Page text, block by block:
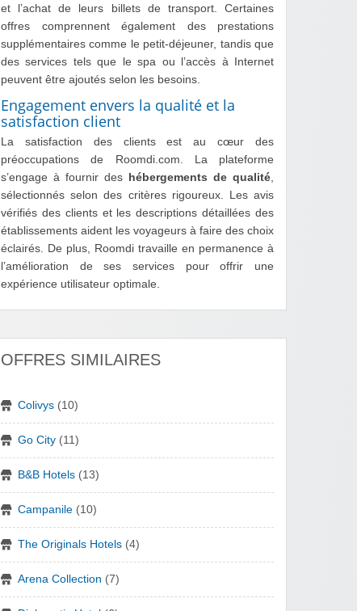
et l’achat de leurs billets de transport. Certaines
offres comprennent également des prestations
supplémentaires comme le petit-déjeuner, tandis que
des services tels que le spa ou l’accès à Internet
peuvent être ajoutés selon les besoins.
Engagement envers la qualité et la
satisfaction client
La satisfaction des clients est au cœur des
préoccupations de Roomdi.com. La plateforme
s’engage à fournir des
hébergements de qualité,
sélectionnés selon des critères rigoureux. Les avis
vérifiés des clients et les descriptions détaillées des
établissements aident les voyageurs à faire des choix
éclairés. De plus, Roomdi travaille en permanence à
l’amélioration de ses services pour offrir une
expérience utilisateur optimale.
OFFRES SIMILAIRES
Colivys (10)
Go City (11)
B&B Hotels (13)
Campanile (10)
The Originals Hotels (4)
Arena Collection (7)